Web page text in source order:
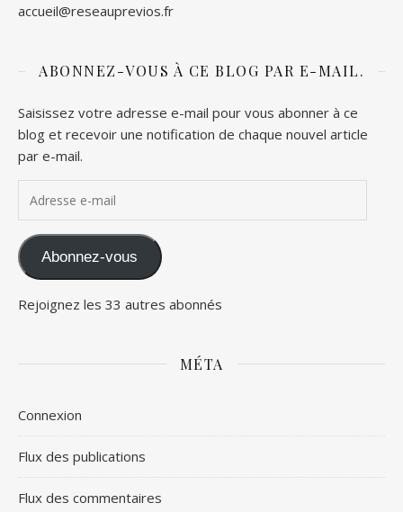
accueil@reseauprevios.fr
ABONNEZ-VOUS À CE BLOG PAR E-MAIL.
Saisissez votre adresse e-mail pour vous abonner à ce
blog et recevoir une notification de chaque nouvel article
par e-mail.
Abonnez-vous
Rejoignez les 33 autres abonnés
MÉTA
Connexion
Flux des publications
Flux des commentaires